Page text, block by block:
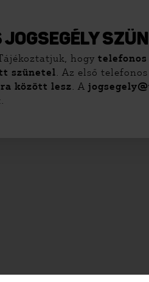
JOGSEGÉLY
hogy telefonos
szünetel. Az első
között lesz. A